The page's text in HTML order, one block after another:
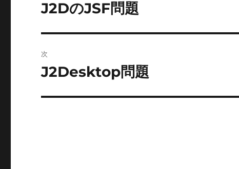
ゲ
前
投
稿:
J2DのJSF問題
次
次
投
J2Desktop問題